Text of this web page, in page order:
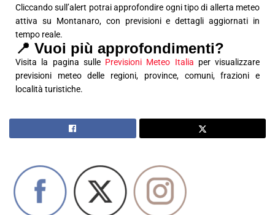
Cliccando sull’alert potrai approfondire ogni tipo di allerta meteo
attiva su Montanaro, con previsioni e dettagli aggiornati in
tempo reale.
📍 Vuoi più approfondimenti?
Visita la pagina sulle Previsioni Meteo Italia per visualizzare
previsioni meteo delle regioni, province, comuni, frazioni e
località turistiche.